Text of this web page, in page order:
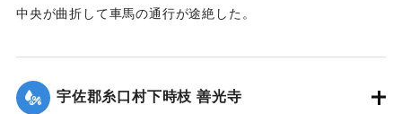
中央が曲折して車馬の通行が途絶した。
｜固有コード:00275032
宇佐郡糸口村下時枝 善光寺